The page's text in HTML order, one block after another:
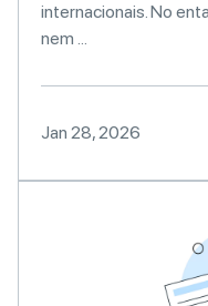
internacionais. No
nem ...
Jan 28, 2026